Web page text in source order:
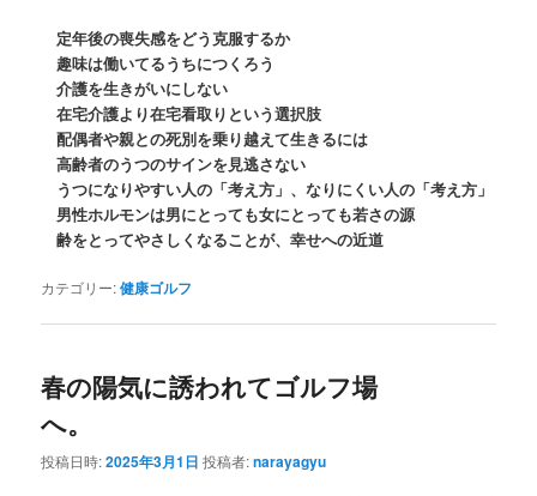
定年後の喪失感をどう克服するか
趣味は働いてるうちにつくろう
介護を生きがいにしない
在宅介護より在宅看取りという選択肢
配偶者や親との死別を乗り越えて生きるには
高齢者のうつのサインを見逃さない
うつになりやすい人の「考え方」、なりにくい人の「考え方」
男性ホルモンは男にとっても女にとっても若さの源
齢をとってやさしくなることが、幸せへの近道
カテゴリー:健康ゴルフ
春の陽気に誘われてゴルフ場
へ。
投稿日時:2025年3月1日 投稿者:narayagyu